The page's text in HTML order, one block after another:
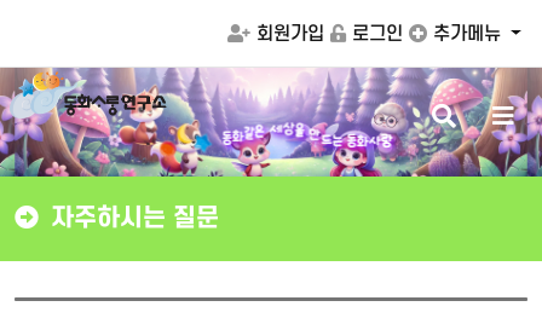
회원가입 로그인 추가메뉴
동화같은 세상을 만드는 동화사랑
검
색
버
튼
메
뉴
버
튼
자주하시는 질문